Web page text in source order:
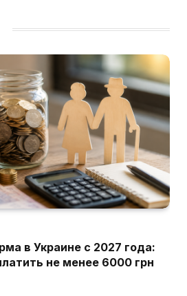
в Украине с 2027 года:
не менее 6000 грн